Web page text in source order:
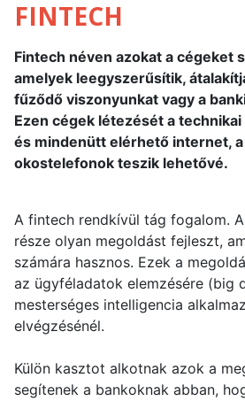
FINTECH
Fintech néven azokat a cégeket
amelyek leegyszerűsítik,
fűződő viszonyunkat vagy a
Ezen cégek létezését a
és mindenütt elérhető internet,
okostelefonok teszik lehetővé.
A fintech rendkívül tág fogalom.
része olyan megoldást fejleszt,
számára hasznos. Ezek a
az ügyféladatok elemzésére (big
mesterséges intelligencia
elvégzésénél.
Külön kasztot alkotnak azok a
segítenek a bankoknak abban,